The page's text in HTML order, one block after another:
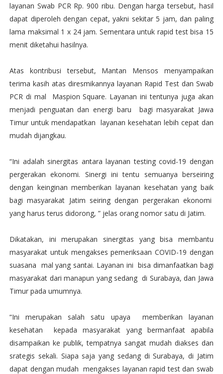
layanan Swab PCR Rp. 900 ribu. Dengan harga tersebut, hasil
dapat diperoleh dengan cepat, yakni sekitar 5 jam, dan paling
lama maksimal 1 x 24 jam. Sementara untuk rapid test bisa 15
menit diketahui hasilnya.
Atas kontribusi tersebut, Mantan Mensos menyampaikan
terima kasih atas diresmikannya layanan Rapid Test dan Swab
PCR di mal Maspion Square. Layanan ini tentunya juga akan
menjadi penguatan dan energi baru bagi masyarakat Jawa
Timur untuk mendapatkan layanan kesehatan lebih cepat dan
mudah dijangkau.
“Ini adalah sinergitas antara layanan testing covid-19 dengan
pergerakan ekonomi. Sinergi ini tentu semuanya berseiring
dengan keinginan memberikan layanan kesehatan yang baik
bagi masyarakat Jatim seiring dengan pergerakan ekonomi
yang harus terus didorong, ” jelas orang nomor satu di Jatim.
Dikatakan, ini merupakan sinergitas yang bisa membantu
masyarakat untuk mengakses pemeriksaan COVID-19 dengan
suasana mal yang santai. Layanan ini bisa dimanfaatkan bagi
masyarakat dari manapun yang sedang di Surabaya, dan Jawa
Timur pada umumnya.
“Ini merupakan salah satu upaya memberikan layanan
kesehatan kepada masyarakat yang bermanfaat apabila
disampaikan ke publik, tempatnya sangat mudah diakses dan
srategis sekali. Siapa saja yang sedang di Surabaya, di Jatim
dapat dengan mudah mengakses layanan rapid test dan swab